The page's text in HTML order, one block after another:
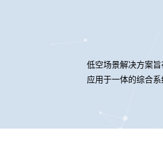
低空场景解决方案
应用于一体的综